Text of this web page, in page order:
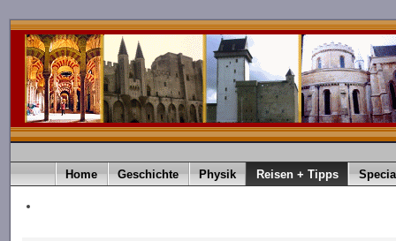
Home Geschichte Physik Reisen + Tipps